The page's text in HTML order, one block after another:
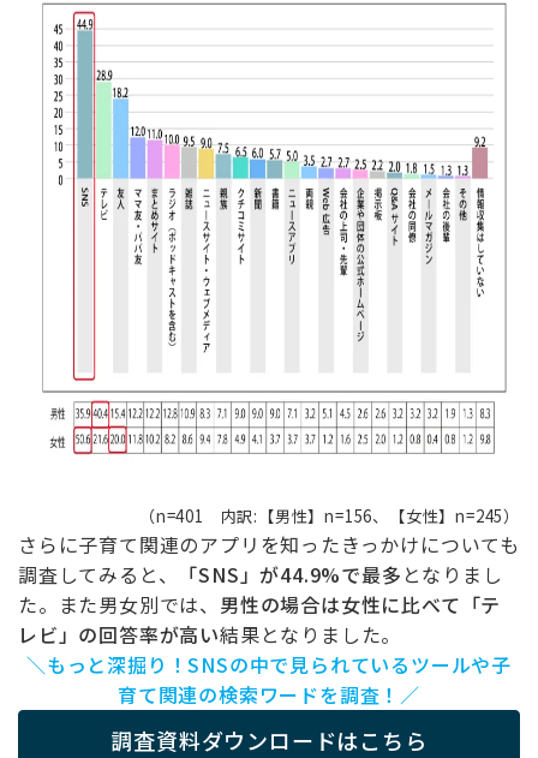
（n=401 内訳:【男性】n=156、【女性】n=245）
さらに子育て関連のアプリを知ったきっかけについても
調査してみると、
「SNS」が44.9%で最多 となりまし
た。また男女別では、 男性の場合は女性に比べて「テ
レビ」の回答率が高い結果となりました。
＼もっと深掘り！SNSの中で見られているツールや子
育て関連の検索ワードを調査！／
調査資料ダウンロードはこちら